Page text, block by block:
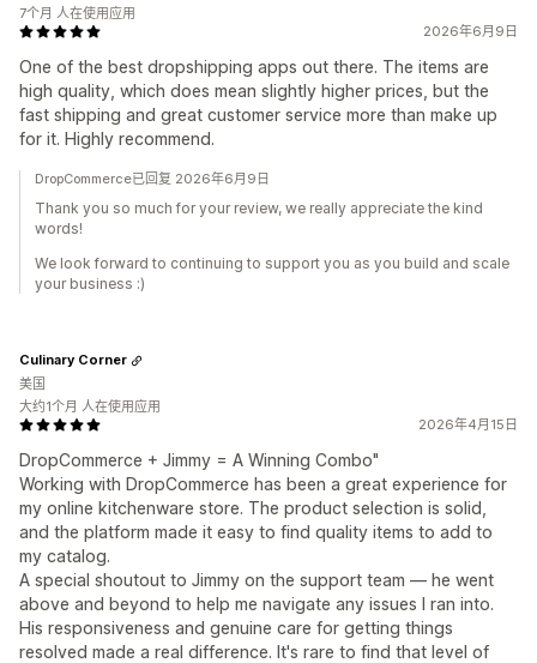
2026年6月9日
One of the best dropshipping apps out there. The items are
high quality, which does mean slightly higher prices, but the
fast shipping and great customer service more than make up
for it. Highly recommend.
7个月 人在使用应用
DropCommerce已回复 2026年6月9日
Thank you so much for your review, we really appreciate the kind
words!
We look forward to continuing to support you as you build and scale
your business :)
2026年4月15日
DropCommerce + Jimmy = A Winning Combo"
Working with DropCommerce has been a great experience for
my online kitchenware store. The product selection is solid,
and the platform made it easy to find quality items to add to
my catalog.
A special shoutout to Jimmy on the support team — he went
above and beyond to help me navigate any issues I ran into.
His responsiveness and genuine care for getting things
resolved made a real difference. It's rare to find that level of
Culinary Corner
美国
大约1个月 人在使用应用